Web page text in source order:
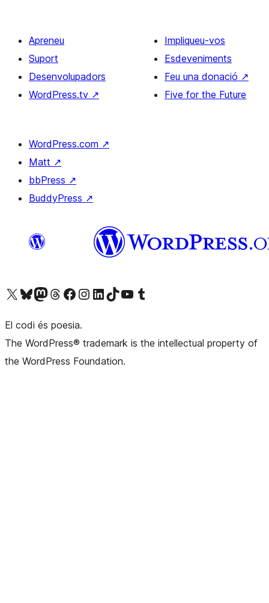
Apreneu
Suport
Desenvolupadors
WordPress.tv ↗
Impliqueu-vos
Esdeveniments
Feu una donació ↗
Five for the Future
WordPress.com ↗
Matt ↗
bbPress ↗
BuddyPress ↗
Visiteu el nostre compte X (abans Twitter)
Visiteu el nostre compte de Bluesky
Visiteu el nostre compte al Mastodon
Visiteu el nostre compte de Threads
Visiteu la nostra pàgina al Facebook
Visiteu el nostre compte d'Instagram
Visiteu el nostre compte de LinkedIn
Visiteu el nostre compte de TikTok
Visiteu el nostre canal al YouTube
Visiteu el nostre compte de Tumblr
El codi és poesia.
The WordPress® trademark is the intellectual property of
the WordPress Foundation.